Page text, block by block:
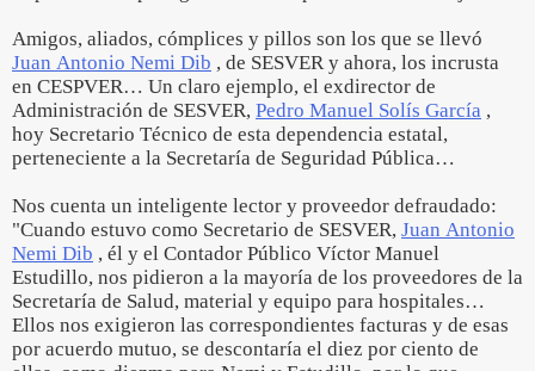
Amigos, aliados, cómplices y pillos son los que se llevó
Juan Antonio Nemi Dib , de SESVER y ahora, los incrusta
en CESPVER… Un claro ejemplo, el exdirector de
Administración de SESVER, Pedro Manuel Solís García ,
hoy Secretario Técnico de esta dependencia estatal,
perteneciente a la Secretaría de Seguridad Pública…
Nos cuenta un inteligente lector y proveedor defraudado:
"Cuando estuvo como Secretario de SESVER, Juan Antonio
Nemi Dib , él y el Contador Público Víctor Manuel
Estudillo, nos pidieron a la mayoría de los proveedores de la
Secretaría de Salud, material y equipo para hospitales…
Ellos nos exigieron las correspondientes facturas y de esas
por acuerdo mutuo, se descontaría el diez por ciento de